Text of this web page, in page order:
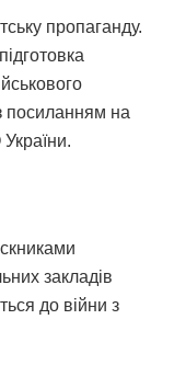
пропаганду.
посиланням на
закладів
до війни з